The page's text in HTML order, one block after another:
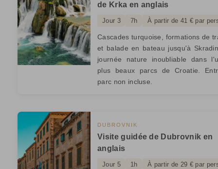
de Krka en anglais
Jour 3 7h À partir de 41 € par
Cascades turquoise, formations de
et balade en bateau jusqu'à
journée nature inoubliable dans
plus beaux parcs de Croatie.
parc non incluse.
DUBROVNIK
Visite guidée de Dubrovnik en
anglais
Jour 5 1h À partir de 29 € par